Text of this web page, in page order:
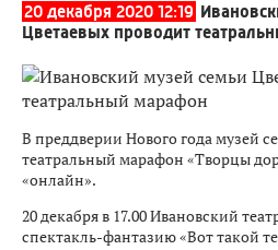
20 декабря 2020 12:19
Цветаевых проводит
В преддверии Нового года музей
театральный марафон «Творцы
«онлайн».
20 декабря в 17.00 Ивановский
спектакль-фантазию «Вот такой